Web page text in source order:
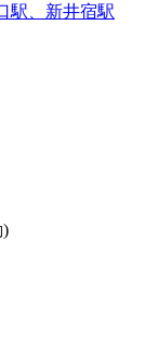
駅、新井宿駅
)